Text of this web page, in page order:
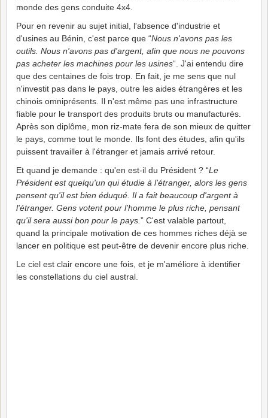
monde des gens conduite 4x4.
Pour en revenir au sujet initial, l'absence d'industrie et
d'usines au Bénin, c'est parce que “Nous n'avons pas les
outils. Nous n'avons pas d'argent, afin que nous ne pouvons
pas acheter les machines pour les usines“. J'ai entendu dire
que des centaines de fois trop. En fait, je me sens que nul
n'investit pas dans le pays, outre les aides étrangères et les
chinois omniprésents. Il n'est même pas une infrastructure
fiable pour le transport des produits bruts ou manufacturés.
Après son diplôme, mon riz-mate fera de son mieux de quitter
le pays, comme tout le monde. Ils font des études, afin qu'ils
puissent travailler à l'étranger et jamais arrivé retour.
Et quand je demande : qu'en est-il du Président ? “Le
Président est quelqu'un qui étudie à l'étranger, alors les gens
pensent qu'il est bien éduqué. Il a fait beaucoup d'argent à
l'étranger. Gens votent pour l'homme le plus riche, pensant
qu'il sera aussi bon pour le pays. ” C'est valable partout,
quand la principale motivation de ces hommes riches déjà se
lancer en politique est peut-être de devenir encore plus riche.
Le ciel est clair encore une fois, et je m'améliore à identifier
les constellations du ciel austral.